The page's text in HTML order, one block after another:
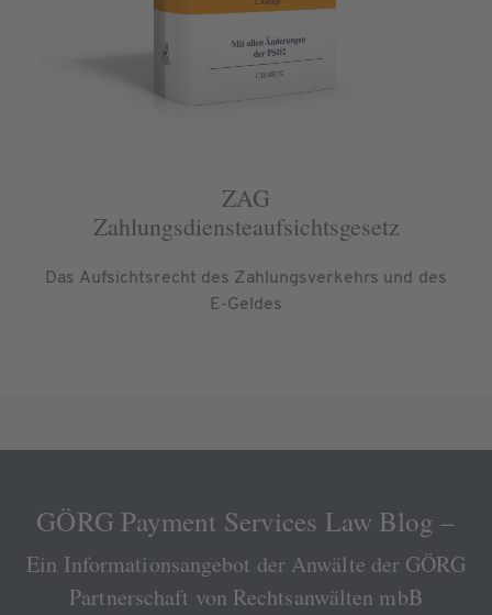
ZAG
Zahlungsdiensteaufsichtsgesetz
Das Aufsichtsrecht des Zahlungsverkehrs und des
E-Geldes
GÖRG Payment Services Law Blog –
Ein Informationsangebot der Anwälte der GÖRG
Partnerschaft von Rechtsanwälten mbB